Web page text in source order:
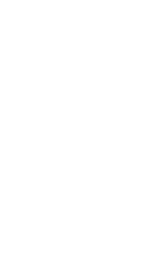
0 оценок